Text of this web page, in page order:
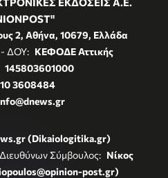
2, Αθήνα, 10679, Ελλάδα
ΔΟΥ: ΚΕΦΟΔΕ Αττικής
145803601000
3608484
(Dikaiologitika.gr)
Σύμβουλος: Νίκος
post.gr)